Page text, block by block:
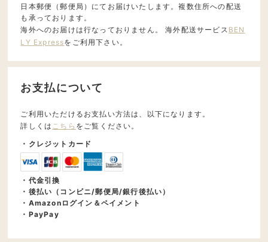
日本郵便（郵便局）にてお届けいたします。複数住所への配送
も承っております。
海外へのお届けは行なっておりません。 海外配送サービス BEN
LY Expressをご利用下さい。
お支払について
ご利用いただけるお支払い方法は、以下になります。
詳しくは こちら をご覧ください。
・クレジットカード
・代金引換
・後払い（コンビニ/郵便局/銀行後払い）
・Amazonログイン＆ペイメント
・PayPay